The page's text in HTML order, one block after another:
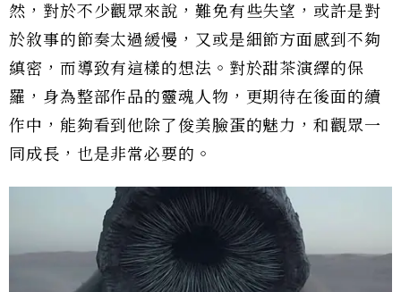
然，對於不少觀眾來說，難免有些失望，或許是對
於敘事的節奏太過緩慢，又或是細節方面感到不夠
縝密，而導致有這樣的想法。對於甜茶演繹的保
羅，身為整部作品的靈魂人物，更期待在後面的續
作中，能夠看到他除了俊美臉蛋的魅力，和觀眾一
同成長，也是非常必要的。